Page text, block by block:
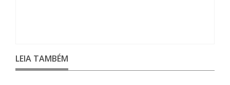
LEIA TAMBÉM